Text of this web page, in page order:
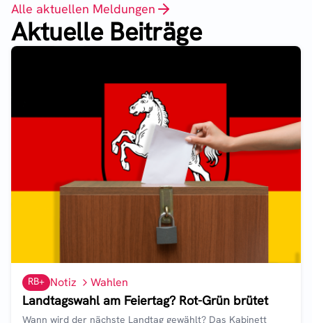
Alle aktuellen Meldungen
Aktuelle Beiträge
RB+ Notiz Wahlen
Landtagswahl am Feiertag? Rot-Grün brütet
Wann wird der nächste Landtag gewählt? Das Kabinett